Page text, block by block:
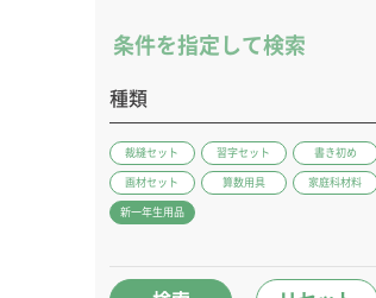
条件を指定して検索
種類
裁縫セット 習字セット 書き初め
画材セット 算数用具 家庭科材料
新一年生用品